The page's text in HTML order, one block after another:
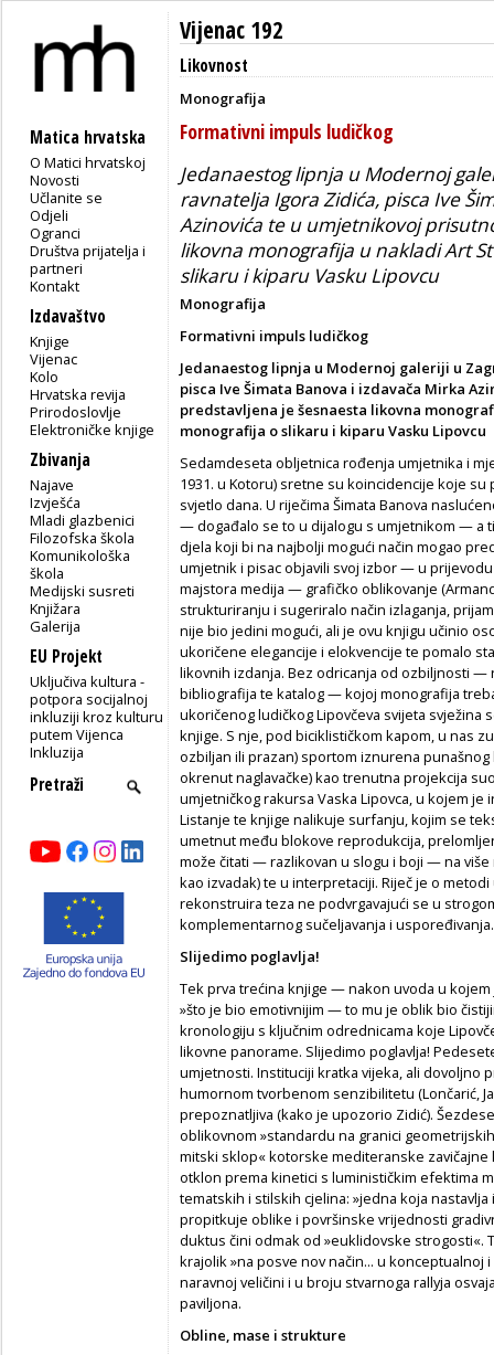
Matica hrvatska
O Matici hrvatskoj
Novosti
Učlanite se
Odjeli
Ogranci
Društva prijatelja i
partneri
Kontakt
Izdavaštvo
Knjige
Vijenac
Kolo
Hrvatska revija
Prirodoslovlje
Elektroničke knjige
Zbivanja
Najave
Izvješća
Mladi glazbenici
Filozofska škola
Komunikološka
škola
Medijski susreti
Knjižara
Galerija
EU Projekt
Uključiva kultura -
potpora socijalnoj
inkluziji kroz kulturu
putem Vijenca
Inkluzija
Vijenac 192
Likovnost
Monografija
Formativni impuls ludičkog
Jedanaestog lipnja u Modernoj
ravnatelja Igora Zidića, pisca Ive
Azinovića te u umjetnikovoj
likovna monografija u nakladi Art
slikaru i kiparu Vasku Lipovcu
Monografija
Formativni impuls ludičkog
Jedanaestog lipnja u Modernoj galeriji u
pisca Ive Šimata Banova i izdavača Mirka
predstavljena je šesnaesta likovna
monografija o slikaru i kiparu Vasku Lipovcu
Sedamdeseta obljetnica rođenja umjetnika i
1931. u Kotoru) sretne su koincidencije koje
svjetlo dana. U riječima Šimata Banova
— događalo se to u dijalogu s umjetnikom — a
djela koji bi na najbolji mogući način mogao
umjetnik i pisac objavili svoj izbor — u
majstora medija — grafičko oblikovanje
strukturiranju i sugeriralo način izlaganja,
nije bio jedini mogući, ali je ovu knjigu učinio
ukoričene elegancije i elokvencije te pomalo
likovnih izdanja. Bez odricanja od ozbiljnosti
bibliografija te katalog — kojoj monografija
ukoričenog ludičkog Lipovčeva svijeta svježina
knjige. S nje, pod biciklističkom kapom, u nas
ozbiljan ili prazan) sportom iznurena
okrenut naglavačke) kao trenutna projekcija
umjetničkog rakursa Vaska Lipovca, u kojem
Listanje te knjige nalikuje surfanju, kojim se
umetnut među blokove reprodukcija,
može čitati — razlikovan u slogu i boji — na
kao izvadak) te u interpretaciji. Riječ je o
rekonstruira teza ne podvrgavajući se u
komplementarnog sučeljavanja i uspoređivanja.
Slijedimo poglavlja!
Tek prva trećina knjige — nakon uvoda u
»što je bio emotivnijim — to mu je oblik bio
kronologiju s ključnim odrednicama koje
likovne panorame. Slijedimo poglavlja!
umjetnosti. Instituciji kratka vijeka, ali dovoljno
humornom tvorbenom senzibilitetu (Lončarić,
prepoznatljiva (kako je upozorio Zidić).
oblikovnom »standardu na granici
mitski sklop« kotorske mediteranske
otklon prema kinetici s luminističkim efektima
tematskih i stilskih cjelina: »jedna koja
propitkuje oblike i površinske vrijednosti
duktus čini odmak od »euklidovske strogosti«.
krajolik »na posve nov način... u konceptualnoj
naravnoj veličini i u broju stvarnoga rallyja
paviljona.
Obline, mase i strukture